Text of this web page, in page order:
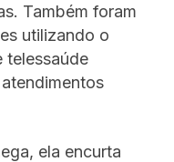
Também foram
utilizando o
telessaúde
ela encurta